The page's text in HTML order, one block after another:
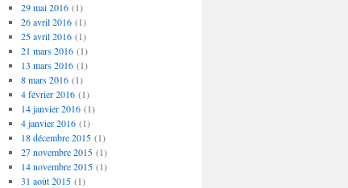
29 mai 2016(1)
26 avril 2016(1)
25 avril 2016(1)
21 mars 2016(1)
13 mars 2016(1)
8 mars 2016(1)
4 février 2016(1)
14 janvier 2016(1)
4 janvier 2016(1)
18 décembre 2015(1)
27 novembre 2015(1)
14 novembre 2015(1)
31 août 2015(1)